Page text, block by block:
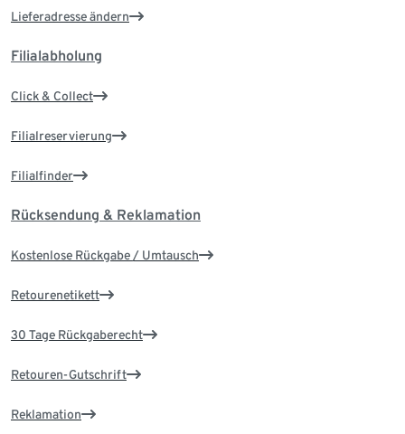
Lieferadresse ändern
Filialabholung
Click & Collect
Filialreservierung
Filialfinder
Rücksendung & Reklamation
Kostenlose Rückgabe / Umtausch
Retourenetikett
30 Tage Rückgaberecht
Retouren-Gutschrift
Reklamation